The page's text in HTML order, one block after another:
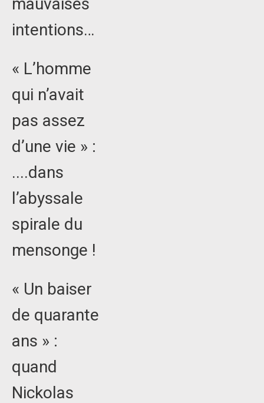
intentions…
« L’homme
qui n’avait
pas assez
d’une vie » :
....dans
l’abyssale
spirale du
mensonge !
« Un baiser
de quarante
ans » :
quand
Nickolas